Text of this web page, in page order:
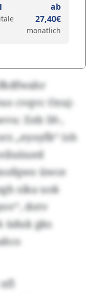
ab
27,40€
monatlich
cvqvc Ozuj-
Eeb 50-,
„eyoyfk“ (sh
üwce
sika uok
dotv
üduk gks